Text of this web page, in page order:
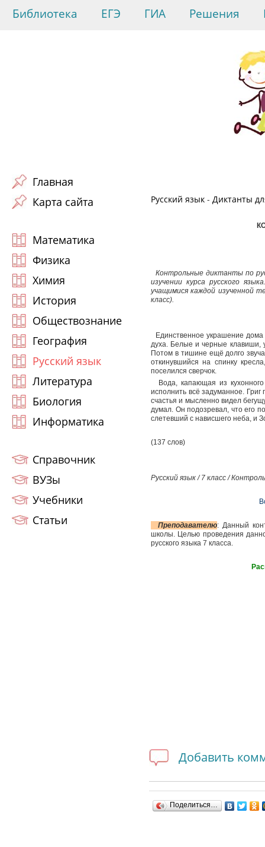
Библиотека ЕГЭ ГИА Решения
Главная
Карта сайта
Математика
Физика
Химия
История
Обществознание
География
Русский язык
Литература
Биология
Информатика
Справочник
ВУЗы
Учебники
Статьи
Русский язык - Диктанты
Контрольные диктанты по
изучении курса русского
учащимися каждой изученной
класс).
Единственное украшение
духа. Белые и черные клавиши,
Потом в тишине ещё долго
откинувшийся на спинку
поселился сверчок.
Вода, капающая из
исполнить всё задуманное.
счастья и мысленно видел
думал. Он подозревал, что его
слетевший с нависшего неба, и
(137 слов)
Русский язык / 7 класс /
Преподавателю: Данный
школы. Целью проведения
русского языка 7 класса.
Добавить
Поделиться…